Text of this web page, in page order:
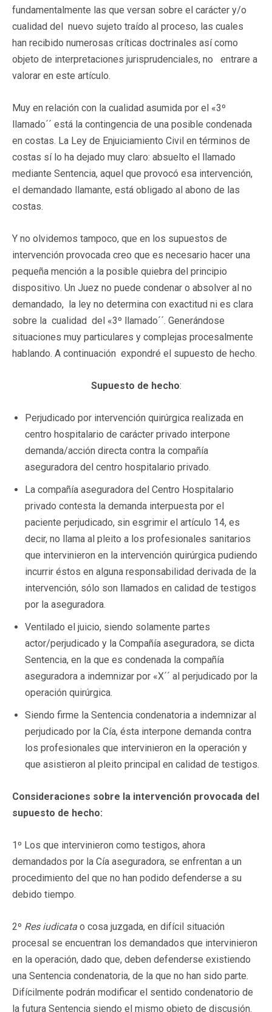
fundamentalmente las que versan sobre el carácter y/o
cualidad del nuevo sujeto traído al proceso, las cuales
han recibido numerosas críticas doctrinales así como
objeto de interpretaciones jurisprudenciales, no entrare a
valorar en este artículo.
Muy en relación con la cualidad asumida por el «3º
llamado´´ está la contingencia de una posible condenada
en costas. La Ley de Enjuiciamiento Civil en términos de
costas sí lo ha dejado muy claro: absuelto el llamado
mediante Sentencia, aquel que provocó esa intervención,
el demandado llamante, está obligado al abono de las
costas.
Y no olvidemos tampoco, que en los supuestos de
intervención provocada creo que es necesario hacer una
pequeña mención a la posible quiebra del principio
dispositivo. Un Juez no puede condenar o absolver al no
demandado, la ley no determina con exactitud ni es clara
sobre la cualidad del «3º llamado´´. Generándose
situaciones muy particulares y complejas procesalmente
hablando. A continuación expondré el supuesto de hecho.
Supuesto de hecho:
Perjudicado por intervención quirúrgica realizada en
centro hospitalario de carácter privado interpone
demanda/acción directa contra la compañía
aseguradora del centro hospitalario privado.
La compañía aseguradora del Centro Hospitalario
privado contesta la demanda interpuesta por el
paciente perjudicado, sin esgrimir el artículo 14, es
decir, no llama al pleito a los profesionales sanitarios
que intervinieron en la intervención quirúrgica pudiendo
incurrir éstos en alguna responsabilidad derivada de la
intervención, sólo son llamados en calidad de testigos
por la aseguradora.
Ventilado el juicio, siendo solamente partes
actor/perjudicado y la Compañía aseguradora, se dicta
Sentencia, en la que es condenada la compañía
aseguradora a indemnizar por «X´´ al perjudicado por la
operación quirúrgica.
Siendo firme la Sentencia condenatoria a indemnizar al
perjudicado por la Cía, ésta interpone demanda contra
los profesionales que intervinieron en la operación y
que asistieron al pleito principal en calidad de testigos.
Consideraciones sobre la intervención provocada del
supuesto de hecho:
1º Los que intervinieron como testigos, ahora
demandados por la Cía aseguradora, se enfrentan a un
procedimiento del que no han podido defenderse a su
debido tiempo.
2º Res iudicata o cosa juzgada, en difícil situación
procesal se encuentran los demandados que intervinieron
en la operación, dado que, deben defenderse existiendo
una Sentencia condenatoria, de la que no han sido parte.
Difícilmente podrán modificar el sentido condenatorio de
la futura Sentencia siendo el mismo objeto de discusión.